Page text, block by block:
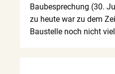
Baubesprechung (30.
zu heute war zu dem
Baustelle noch nicht